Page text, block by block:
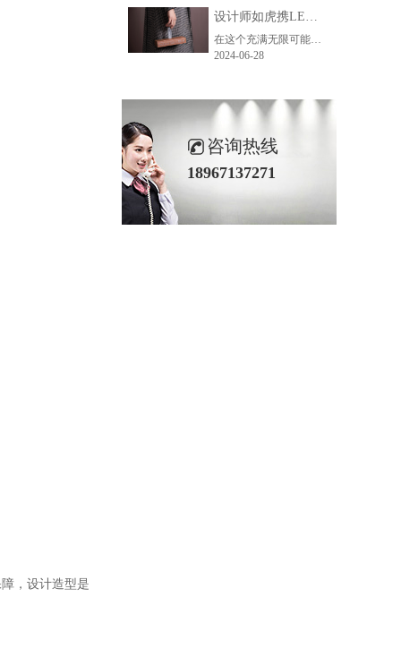
，设计造型是
设计师如虎携LEMONLEE红雪松礼盒荣获第六届未来·已来香港新锐当代设计奖铜奖
在这个充满无限可能的2024年夏季，LEMONLEE品牌设计师如虎以其非凡的创意与对自然的深刻理解，精心打造的红雪松木球礼盒，在“2024未来·已来——第六届香港新锐当代设计奖”中摘得铜奖。这不仅是对设计师如虎原创设计能力的嘉奖，更是对LEMONLEE品牌的高度认可。
2024-06-28
咨询热线
18967137271